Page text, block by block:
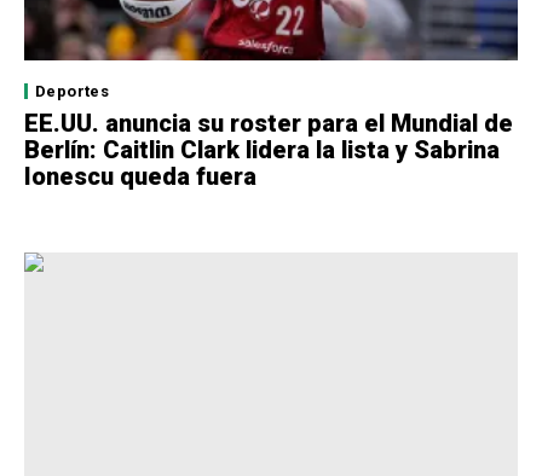
Deportes
EE.UU. anuncia su roster para el Mundial de
Berlín: Caitlin Clark lidera la lista y Sabrina
Ionescu queda fuera